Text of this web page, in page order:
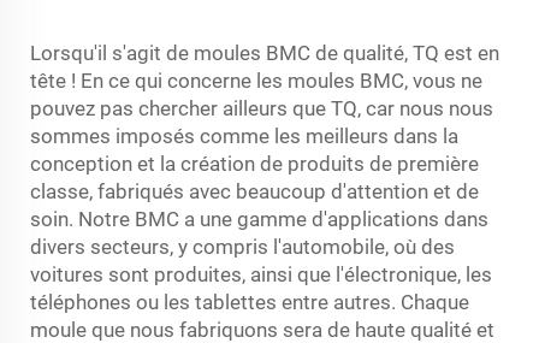
Lorsqu'il s'agit de moules BMC de qualité, TQ est en
tête ! En ce qui concerne les moules BMC, vous ne
pouvez pas chercher ailleurs que TQ, car nous nous
sommes imposés comme les meilleurs dans la
conception et la création de produits de première
classe, fabriqués avec beaucoup d'attention et de
soin. Notre BMC a une gamme d'applications dans
divers secteurs, y compris l'automobile, où des
voitures sont produites, ainsi que l'électronique, les
téléphones ou les tablettes entre autres. Chaque
moule que nous fabriquons sera de haute qualité et